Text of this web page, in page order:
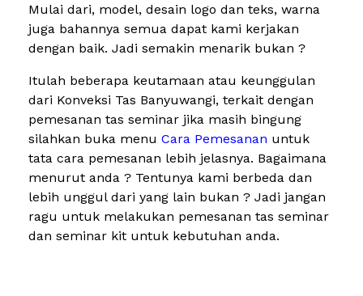
Mulai dari, model, desain logo dan teks, warna
juga bahannya semua dapat kami kerjakan
dengan baik. Jadi semakin menarik bukan ?
Itulah beberapa keutamaan atau keunggulan
dari Konveksi Tas Banyuwangi, terkait dengan
pemesanan tas seminar jika masih bingung
silahkan buka menu Cara Pemesanan untuk
tata cara pemesanan lebih jelasnya. Bagaimana
menurut anda ? Tentunya kami berbeda dan
lebih unggul dari yang lain bukan ? Jadi jangan
ragu untuk melakukan pemesanan tas seminar
dan seminar kit untuk kebutuhan anda.